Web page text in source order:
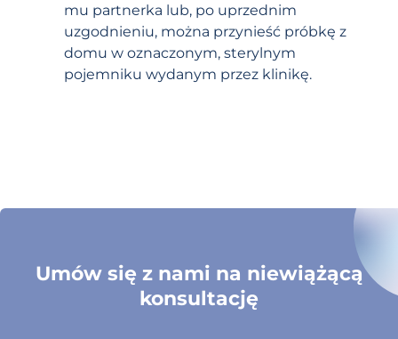
mu partnerka lub, po uprzednim
uzgodnieniu, można przynieść próbkę z
domu w oznaczonym, sterylnym
pojemniku wydanym przez klinikę.
Umów się z nami na niewiążącą
konsultację